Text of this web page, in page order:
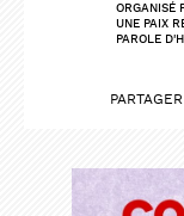
ORGANISÉ
UNE PAIX
PAROLE
PARTAGER